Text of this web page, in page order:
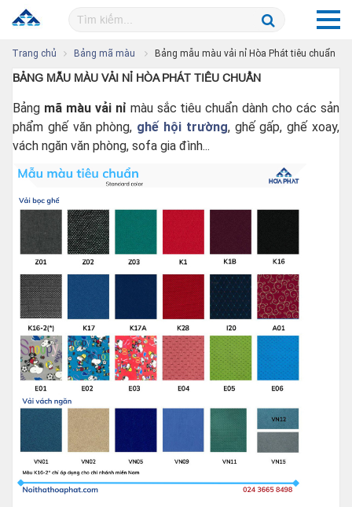
Trang chủ Bảng mã màu Bảng mẫu màu vải nỉ Hòa Phát tiêu chuẩn
BẢNG MẪU MÀU VẢI NỈ HÒA PHÁT TIÊU CHUẨN
Bảng mã màu vải nỉ màu sắc tiêu chuẩn dành cho các sản
phẩm ghế văn phòng, ghế hội trường, ghế gấp, ghế xoay,
vách ngăn văn phòng, sofa gia đình...